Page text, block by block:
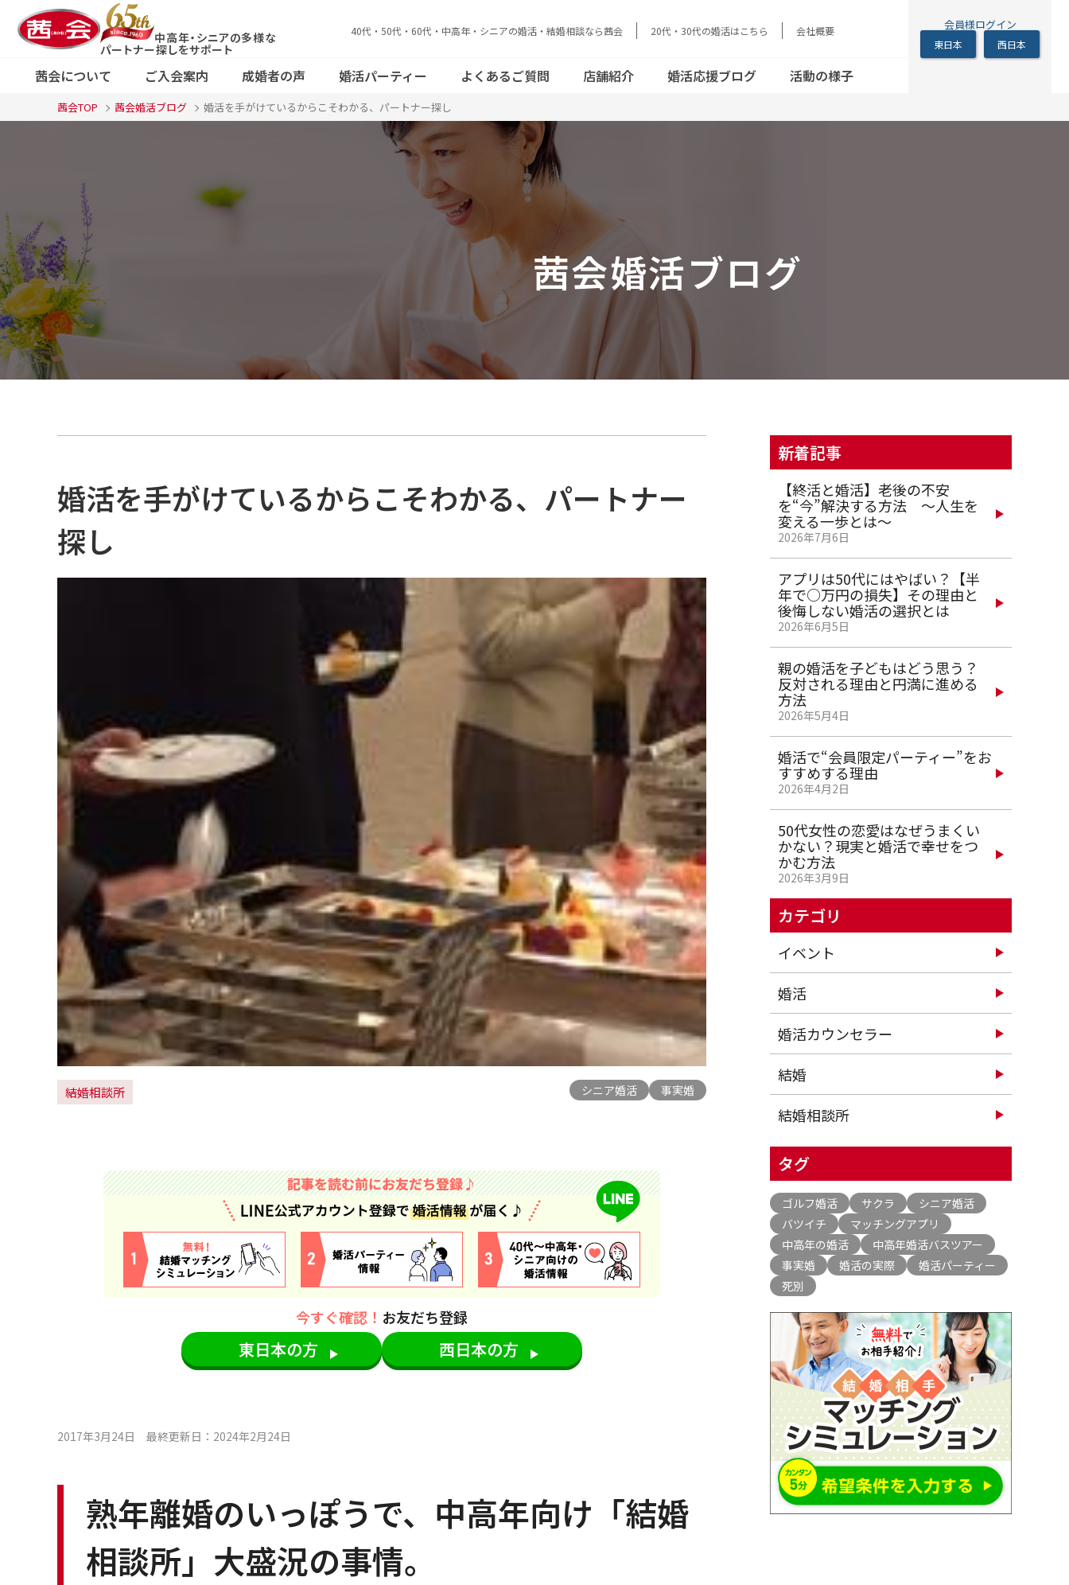
中高年・シニアの多様な
パートナー探しをサポート
40代・50代・60代・中高年・シニアの婚活・結婚相談なら茜会 20代・30代の婚活はこちら 会社概要 会員様ログイン
東日本 西日本
茜会について
会員さまの声
ご入会案内
ご活動の流れ
成婚者の声 婚活パーティー よくあるご質問 店舗紹介
店
横
浜
サ
ロ
ン
阪
本
心
斎
サ
ロ
婚活応援ブログ
おとな恋コラム
活動の様子
Facebookで見
茜会TOP 茜会婚活ブログ 婚活を手がけているからこそわかる、パートナー探し
茜会婚活ブログ
婚活を手がけているからこそわかる、パートナー
探し
結婚相談所 シニア婚活 事実婚
今すぐ確認！ お友だち登録
東日本の方 西日本の方
2017年3月24日 最終更新日：2024年2月24日
熟年離婚のいっぽうで、中高年向け「結婚
相談所」大盛況の事情。
新着記事
【終活と婚活】老後の不安
を“今”解決する方法 ～人生を
変える一歩とは～
2026年7月6日
アプリは50代にはやばい？【半
年で○万円の損失】その理由と
後悔しない婚活の選択とは
2026年6月5日
親の婚活を子どもはどう思う？
反対される理由と円満に進める
方法
2026年5月4日
婚活で“会員限定パーティー”をお
すすめする理由
2026年4月2日
50代女性の恋愛はなぜうまくい
かない？現実と婚活で幸せをつ
かむ方法
2026年3月9日
カテゴリ
イベント
婚活
婚活カウンセラー
結婚
結婚相談所
タグ
ゴルフ婚活 サクラ
シニア婚活
バツイチ
マッチングアプリ
中高年の婚活
中高年婚活バスツアー
事実婚
婚活の実際
婚活パーティー
死別
茜会の特徴
会
コース・料金案
内
新
宿
本
店
大
阪
本
店
心
婚活応援ブログ
ル
方
X（旧Twitter）
で
見る